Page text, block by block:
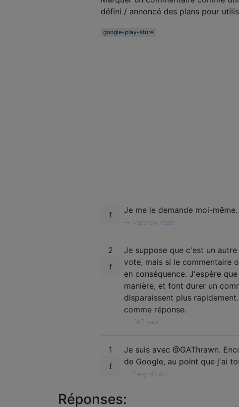
défini / annoncé des plans pour
google-play-store
Je me le demande moi-même.
Matthew Read
2
Je suppose que c'est un
vote, mais si le commentaire
en conséquence. J'espère
manière, et font durer un
disparaissent plus
comme réponse.
GAThrawn
1
Je suis avec @GAThrawn.
de Google, au point que j'ai
FoleyIsGood
Réponses: